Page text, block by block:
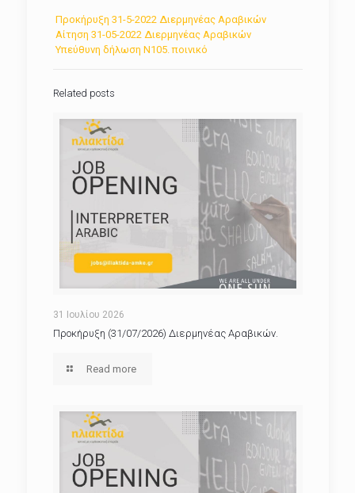
Προκήρυξη 31-5-2022 Διερμηνέας Αραβικών
Αίτηση 31-05-2022 Διερμηνέας Αραβικών
Υπεύθυνη δήλωση Ν105. ποινικό
Related posts
31 Ιουλίου 2026
Προκήρυξη (31/07/2026) Διερμηνέας Αραβικών.
Read more